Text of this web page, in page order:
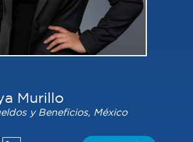
Murillo
y Beneficios, México